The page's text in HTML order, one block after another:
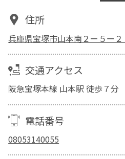
住所
兵庫県宝塚市山本南２ー５ー
交通アクセス
阪急宝塚本線 山本駅 徒歩７分
電話番号
08053140055